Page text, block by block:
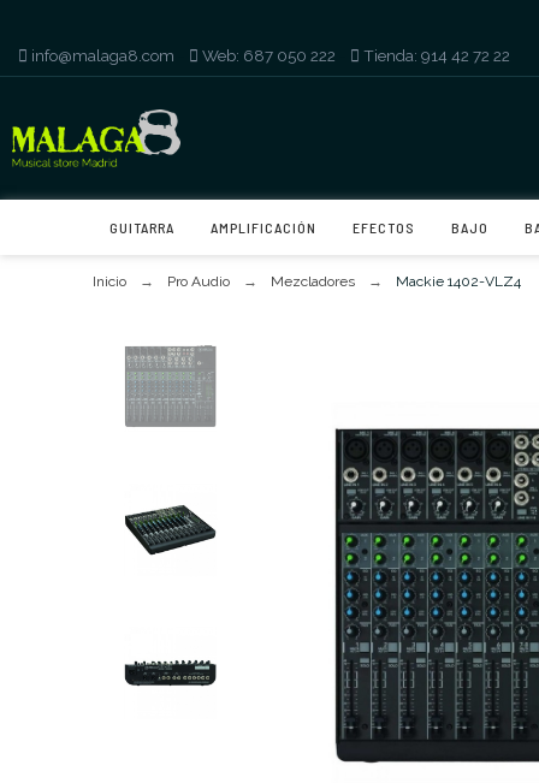
info@malaga8.com Web: 687 050 222 Tienda: 914 42 72 22
GUITARRA AMPLIFICACIÓN EFECTOS BAJO
Inicio Pro Audio Mezcladores Mackie 1402-VLZ4